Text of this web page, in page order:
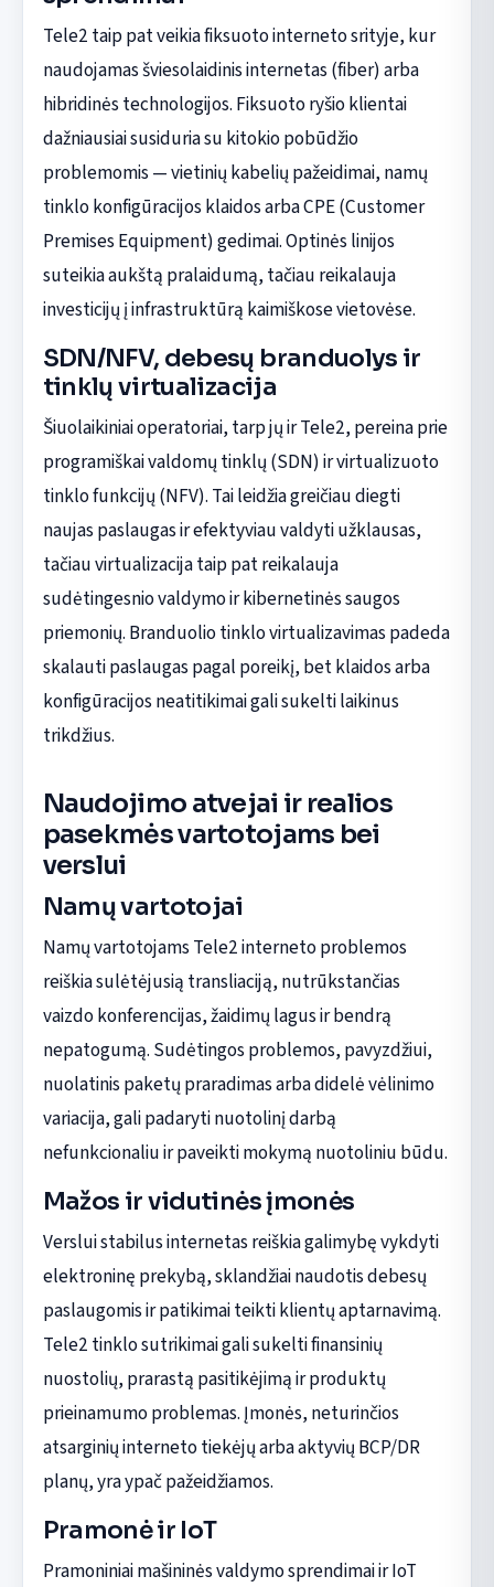
Tele2 taip pat veikia fiksuoto interneto srityje, kur
naudojamas šviesolaidinis internetas (fiber) arba
hibridinės technologijos. Fiksuoto ryšio klientai
dažniausiai susiduria su kitokio pobūdžio
problemomis — vietinių kabelių pažeidimai, namų
tinklo konfigūracijos klaidos arba CPE (Customer
Premises Equipment) gedimai. Optinės linijos
suteikia aukštą pralaidumą, tačiau reikalauja
investicijų į infrastruktūrą kaimiškose vietovėse.
SDN/NFV, debesų branduolys ir
tinklų virtualizacija
Šiuolaikiniai operatoriai, tarp jų ir Tele2, pereina prie
programiškai valdomų tinklų (SDN) ir virtualizuoto
tinklo funkcijų (NFV). Tai leidžia greičiau diegti
naujas paslaugas ir efektyviau valdyti užklausas,
tačiau virtualizacija taip pat reikalauja
sudėtingesnio valdymo ir kibernetinės saugos
priemonių. Branduolio tinklo virtualizavimas padeda
skalauti paslaugas pagal poreikį, bet klaidos arba
konfigūracijos neatitikimai gali sukelti laikinus
trikdžius.
Naudojimo atvejai ir realios
pasekmės vartotojams bei
verslui
Namų vartotojai
Namų vartotojams Tele2 interneto problemos
reiškia sulėtėjusią transliaciją, nutrūkstančias
vaizdo konferencijas, žaidimų lagus ir bendrą
nepatogumą. Sudėtingos problemos, pavyzdžiui,
nuolatinis paketų praradimas arba didelė vėlinimo
variacija, gali padaryti nuotolinį darbą
nefunkcionaliu ir paveikti mokymą nuotoliniu būdu.
Mažos ir vidutinės įmonės
Verslui stabilus internetas reiškia galimybę vykdyti
elektroninę prekybą, sklandžiai naudotis debesų
paslaugomis ir patikimai teikti klientų aptarnavimą.
Tele2 tinklo sutrikimai gali sukelti finansinių
nuostolių, prarastą pasitikėjimą ir produktų
prieinamumo problemas. Įmonės, neturinčios
atsarginių interneto tiekėjų arba aktyvių BCP/DR
planų, yra ypač pažeidžiamos.
Pramonė ir IoT
Pramoniniai mašininės valdymo sprendimai ir IoT